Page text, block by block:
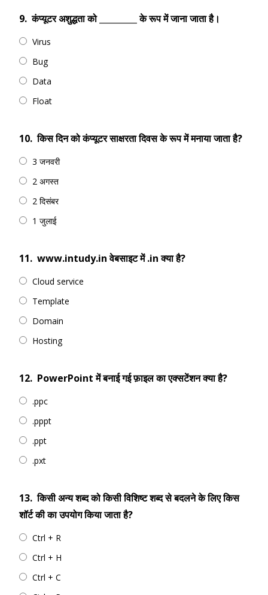
9. कंप्यूटर अशुद्धता को _________ के रूप में जाना जाता है।
Virus
Bug
Data
Float
10. किस दिन को कंप्यूटर साक्षरता दिवस के रूप में मनाया जाता है?
3 जनवरी
2 अगस्त
2 दिसंबर
1 जुलाई
11. www.intudy.in वेबसाइट में .in क्या है?
Cloud service
Template
Domain
Hosting
12. PowerPoint में बनाई गई फ़ाइल का एक्सटेंशन क्या है?
.ppc
.pppt
.ppt
.pxt
13. किसी अन्य शब्द को किसी विशिष्ट शब्द से बदलने के लिए किस
शॉर्ट की का उपयोग किया जाता है?
Ctrl + R
Ctrl + H
Ctrl + C